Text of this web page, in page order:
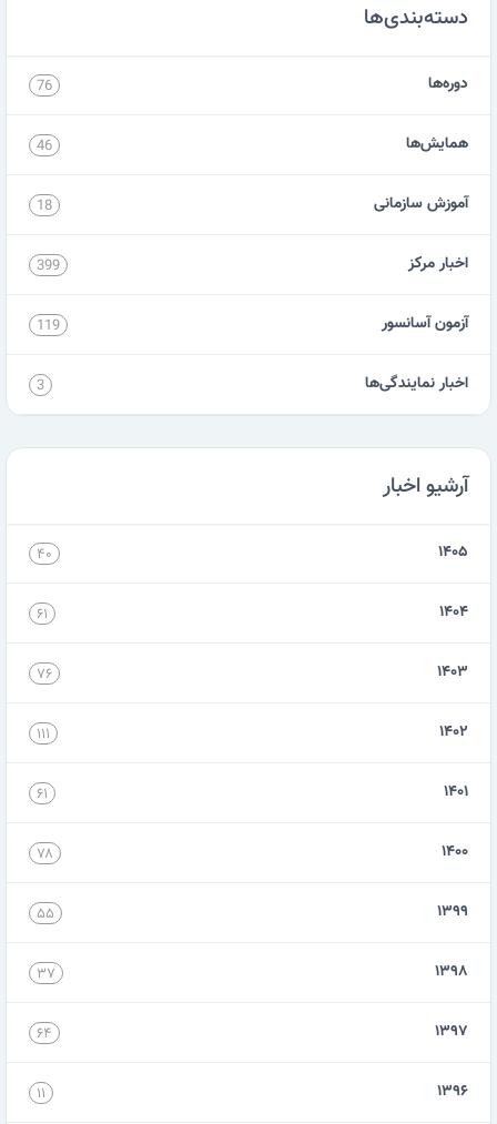
دسته‌بندی‌ها
دوره‌ها 76
همایش‌ها 46
آموزش سازمانی 18
اخبار مرکز 399
آزمون آسانسور 119
اخبار نمایندگی‌ها 3
آرشیو اخبار
۱۴۰۵ ۴۰
۱۴۰۴ ۶۱
۱۴۰۳ ۷۶
۱۴۰۲ ۱۱۱
۱۴۰۱ ۶۱
۱۴۰۰ ۷۸
۱۳۹۹ ۵۵
۱۳۹۸ ۳۷
۱۳۹۷ ۶۴
۱۳۹۶ ۱۱